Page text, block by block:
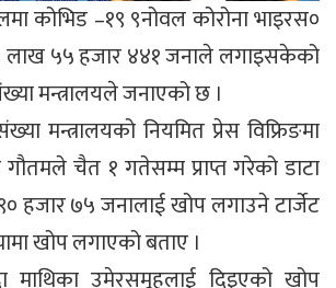
कोभिड –१९ ९नोवल कोरोना भाइरस०
लाख ५५ हजार ४४१ जनाले लगाइसकेको
मन्त्रालयले जनाएको छ ।
मन्त्रालयको नियमित प्रेस विफ्रिङमा
गौतमले चैत १ गतेसम्म प्राप्त गरेको डाटा
हजार ७५ जनालाई खोप लगाउने टार्जेट
खोप लगाएको बताए ।